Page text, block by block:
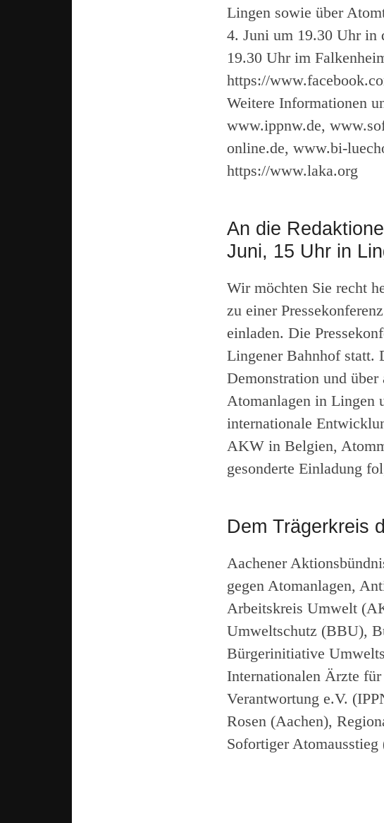
Lingen sowie über
4. Juni um 19.30 Uhr in
19.30 Uhr im
https://
Weitere Informationen
www.ippnw.de,
online.de, www.bi-
https://www.laka.org
An die
Juni, 15 Uhr in
Wir möchten Sie recht
zu einer
einladen. Die
Lingener Bahnhof statt.
Demonstration und
Atomanlagen in Lingen
internationale
AKW in Belgien,
gesonderte Einladung
Dem Trägerkreis
Aachener
gegen Atomanlagen,
Arbeitskreis Umwelt
Umweltschutz (BBU),
Bürgerinitiative
Internationalen Ärzte
Verantwortung e.V.
Rosen (Aachen),
Sofortiger